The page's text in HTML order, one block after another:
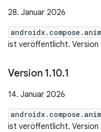
28. Januar 2026
ist veröffentlicht. Version
Version 1.10.1
14. Januar 2026
ist veröffentlicht. Version